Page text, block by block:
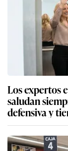
Los expertos
saludan
defensiva y